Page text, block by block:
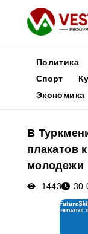
Новости
Медиа
Афиша
Политика
Спорт
Экономика
В
плакатов
молодежи
1443